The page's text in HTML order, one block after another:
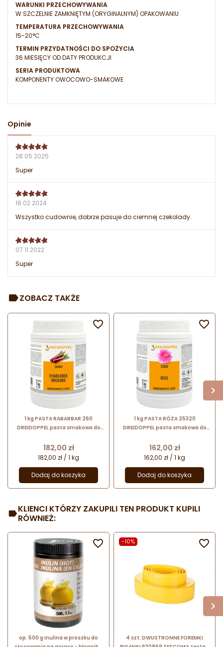
WARUNKI PRZECHOWYWANIA
W SZCZELNIE ZAMKNIĘTYM (ORYGINALNYM) OPAKOWANIU
TEMPERATURA PRZECHOWYWANIA
15-20°C
TERMIN PRZYDATNOŚCI DO SPOŻYCIA
36 MIESIĘCY OD DATY PRODUKCJI
SERIA PRODUKTOWA
KOMPONENTY OWOCOWO-SMAKOWE
Opinie
28.05.2025
Super
18.02.2024
Wszystko cudownie, dobrze pasuje do ciemnej czekolady.
07.11.2022
Super
ZOBACZ TAKŻE
1 kg PASTA RABARBAR 260
DREIDOPPEL pasta smakowa do
Cena
182,00 zł
182,00 zł / 1 kg
Dodaj do koszyka

1 kg PASTA RÓŻA 25320
DREIDOPPEL pasta smakowa do
Cena
162,00 zł
162,00 zł / 1 kg
Dodaj do koszyka

KLIENCI KTÓRZY ZAKUPILI TEN PRODUKT KUPILI
RÓWNIEŻ:
op. 500 g Inulina w proszku do
 -10%
4 szt. DWUSTRONNE FOREMKI
